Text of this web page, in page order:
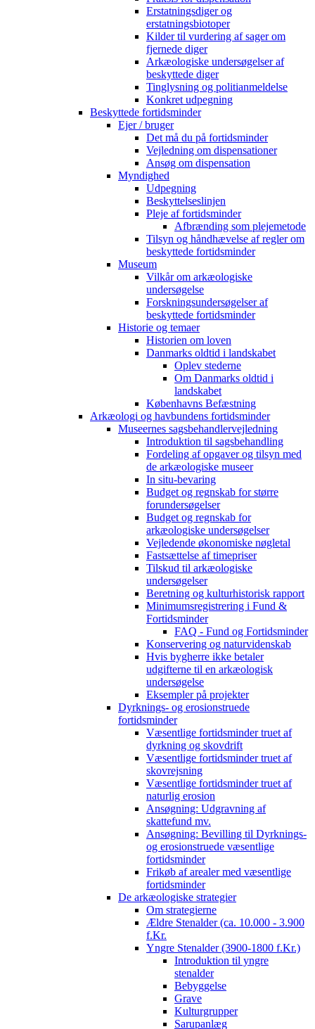
Erstatningsdiger og
erstatningsbiotoper
Kilder til vurdering af sager om
fjernede diger
Arkæologiske undersøgelser af
beskyttede diger
Tinglysning og politianmeldelse
Konkret udpegning
Beskyttede fortidsminder
Ejer / bruger
Det må du på fortidsminder
Vejledning om dispensationer
Ansøg om dispensation
Myndighed
Udpegning
Beskyttelseslinjen
Pleje af fortidsminder
Afbrænding som plejemetode
Tilsyn og håndhævelse af regler om
beskyttede fortidsminder
Museum
Vilkår om arkæologiske
undersøgelse
Forskningsundersøgelser af
beskyttede fortidsminder
Historie og temaer
Historien om loven
Danmarks oldtid i landskabet
Oplev stederne
Om Danmarks oldtid i
landskabet
Københavns Befæstning
Arkæologi og havbundens fortidsminder
Museernes sagsbehandlervejledning
Introduktion til sagsbehandling
Fordeling af opgaver og tilsyn med
de arkæologiske museer
In situ-bevaring
Budget og regnskab for større
forundersøgelser
Budget og regnskab for
arkæologiske undersøgelser
Vejledende økonomiske nøgletal
Fastsættelse af timepriser
Tilskud til arkæologiske
undersøgelser
Beretning og kulturhistorisk rapport
Minimumsregistrering i Fund &
Fortidsminder
FAQ - Fund og Fortidsminder
Konservering og naturvidenskab
Hvis bygherre ikke betaler
udgifterne til en arkæologisk
undersøgelse
Eksempler på projekter
Dyrknings- og erosionstruede
fortidsminder
Væsentlige fortidsminder truet af
dyrkning og skovdrift
Væsentlige fortidsminder truet af
skovrejsning
Væsentlige fortidsminder truet af
naturlig erosion
Ansøgning: Udgravning af
skattefund mv.
Ansøgning: Bevilling til Dyrknings-
og erosionstruede væsentlige
fortidsminder
Frikøb af arealer med væsentlige
fortidsminder
De arkæologiske strategier
Om strategierne
Ældre Stenalder (ca. 10.000 - 3.900
f.Kr.
Yngre Stenalder (3900-1800 f.Kr.)
Introduktion til yngre
stenalder
Bebyggelse
Grave
Kulturgrupper
Sarupanlæg